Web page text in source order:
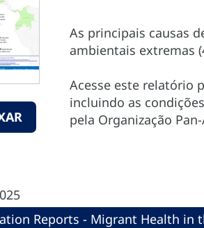
As principais causas
ambientais extremas
Acesse este relatório
incluindo as
pela Organização
Reports - Migrant Health in